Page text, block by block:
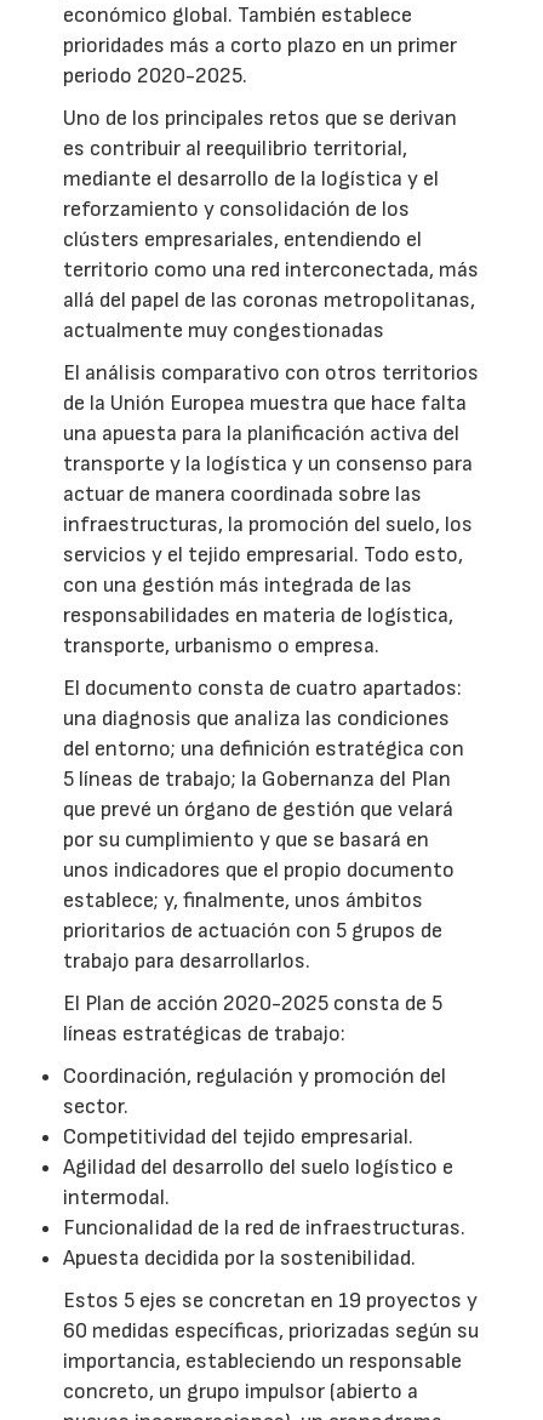
económico global. También establece
prioridades más a corto plazo en un primer
periodo 2020-2025.
Uno de los principales retos que se derivan
es contribuir al reequilibrio territorial,
mediante el desarrollo de la logística y el
reforzamiento y consolidación de los
clústers empresariales, entendiendo el
territorio como una red interconectada, más
allá del papel de las coronas metropolitanas,
actualmente muy congestionadas
El análisis comparativo con otros territorios
de la Unión Europea muestra que hace falta
una apuesta para la planificación activa del
transporte y la logística y un consenso para
actuar de manera coordinada sobre las
infraestructuras, la promoción del suelo, los
servicios y el tejido empresarial. Todo esto,
con una gestión más integrada de las
responsabilidades en materia de logística,
transporte, urbanismo o empresa.
El documento consta de cuatro apartados:
una diagnosis que analiza las condiciones
del entorno; una definición estratégica con
5 líneas de trabajo; la Gobernanza del Plan
que prevé un órgano de gestión que velará
por su cumplimiento y que se basará en
unos indicadores que el propio documento
establece; y, finalmente, unos ámbitos
prioritarios de actuación con 5 grupos de
trabajo para desarrollarlos.
El Plan de acción 2020-2025 consta de 5
líneas estratégicas de trabajo:
Coordinación, regulación y promoción del
sector.
Competitividad del tejido empresarial.
Agilidad del desarrollo del suelo logístico e
intermodal.
Funcionalidad de la red de infraestructuras.
Apuesta decidida por la sostenibilidad.
Estos 5 ejes se concretan en 19 proyectos y
60 medidas específicas, priorizadas según su
importancia, estableciendo un responsable
concreto, un grupo impulsor (abierto a